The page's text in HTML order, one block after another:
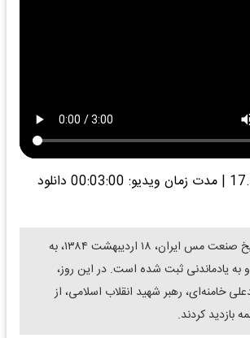
| مدت زمان ویدیو: 00:03:00
دانلود
دنیای معدن: در تاریخ صنعت مس ایران، ۱۸ اردیبهشت ۱۳۸۴، به
به یادماندنی ثبت شده است. در این روز،
خامنه‌ای، رهبر شهید انقلاب اسلامی، از
کردند.